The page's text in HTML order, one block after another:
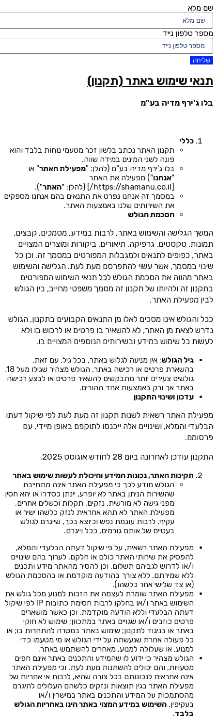
שם מלא
מספר טלפון נייד
שליחה
תנאי שימוש באתר (תקנון)
בלו ג'ירף מדיה בע"מ
כללי
תקנון האתר נכתב בלשון זכר מטעמי נוחות בלבד והוא
פונה לשני המינים במידה שווה.
בלו ג'ירף מדיה בע"מ (להלן: "מפעילת האתר" או
"אנחנו") מפעילה את האתר
האתר").
במסמך זה אנחנו נפרט את התנאים בהם אנחנו מספקים
את השירותים שלנו באמצעות האתר.
הסכמת הגולש
המשך הגלישה והשימוש באתר, לרבות במידע, מסמכים, קבצים,
תמונות, טקסטים, גרפיקה, תיאורים, ביקורות ומוצרים המצויים
באתר, כפופים לתנאים ולמגבלות המפורטים במסמך זה, וכן כל
שינוי במסמך, אשר עשוי להתפרסם מעת לעת. הגלישה והשימוש
באתר מהווה את הסכמת הגולש לכל תנאי השימוש המפורטים
בתקנון זה ולהיותו של תקנון זה מסמך משפטי מחייב, בין הגולש
לבין מפעילת האתר.
ככל והגולש אינו מסכים לאלו מן התנאים הקבועים בתקנון, הגולש
נדרש לצאת מן האתר, לא להשאיר בו פרטים או לרכוש בו ולא
לעשות כל שימוש במידע ובשירותים הנוספים המצויים בו.
גיל הגולש: אין מניעה לגלוש באתר, בכל גיל. עם זאת,
בהשארת פרטים או רכישה באתר, הגולש מצהיר שגילו מעל 18.
גולשים צעירים יותר מתבקשים להשאיר פרטים או לבצע רכישה
באתר אך ורק באמצעות אחד ההורים.
עדכון ושינוי התקנון
מפעילת האתר רשאית לשנות תקנון זה מעת לעת לפי שיקול דעתו
הבלעדי והמלא, ושינויים אלה ייכנסו לתוקפם באופן מיידי, עם
פרסומם.
התקנון עודכן לאחרונה ביום 28 לחודש אוגוסט 2025.
תקינות האתר, נכונות המידע והיכולת לעשות שימוש באתר
הגולש מודע לכך כי מפעילת האתר אינה מתחייבת
שהשירות הניתן באתר לא יופרע, יינתן כסדרו או יהא חסין
מפני גישה לא מורשית, נזקים, תקלות וכשלים אחרים.
מפעילת האתר לא תהא אחראית לנזק כלשהו ישיר או
עקיף, לרבות עוגמת נפש וכיוצא בכך, שייגרם לגולש
בעטיים של אותם גורמים, ככל וייגרם.
מפעילת האתר רשאית, על פי שיקול דעתה הבלעדי והמלא,
להפסיק את שירותי האתר כולם או חלקם, לערוך בהם שינויים
ו/או לדרוש לגביהם תשלום, וכן להסיר מהאתר מידע ותכנים
ללא שמירתם, ללא צורך בהודעה מוקדמת או בהסכמת הגולש
(או צד שלישי אחר כלשהו).
מפעילת האתר שומרת לעצמה את הזכות למנוע מכל גולש את
השימוש באתר ו/או בחלקו לרבות חסימת כתובות IP לפי שיקול
דעתה הבלעדי וללא הודעה מוקדמת, וכן כאשר מושארים
פרטים כוזבים ו/או שגויים באתר במתכוון; שימוש לא חוקי
באתר או בניגוד לתקנון; שימוש באתר במטרה להתחרות בו; או
כל פעולה אחרת שנעשתה על ידי הגולש או מי מטעמו כדי
למנוע, או שעלולה למנוע, מאחרים להשתמש באתר.
הגולש מצהיר כי ידוע לו שהמידע והתכנים באתר אינם חפים
מטעויות, והם יכולים להשתנות מעת לעת, וכי מפעילת האתר
אינה אחראית לנכונותם בכל צורה שהיא, לרבות אי אחריות של
מפעילת האתר בגין תוצאות ונזקים כלשהם העלולים להיגרם
מהסתמכות על המידע והתכנים באתר במישרין ו/או
בעקיפין. השימוש במידע המצוי באתר הינו באחריות הגולש
בלבד.